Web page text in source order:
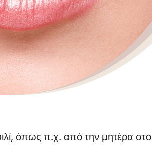
όπως π.χ. από την μητέρα στο